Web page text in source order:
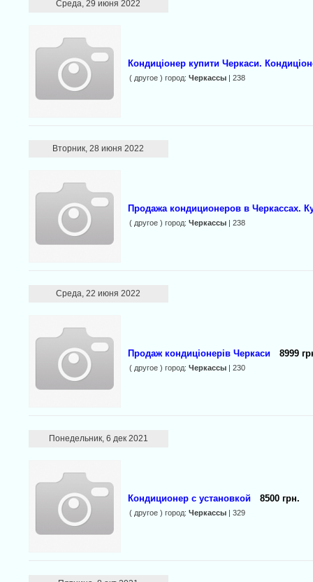
Среда, 29 июня 2022
Кондиціонер купити Черкаси.
( другое ) город: Черкассы| 238
Вторник, 28 июня 2022
Продажа кондиционеров в Черкассах.
( другое ) город: Черкассы| 238
Среда, 22 июня 2022
Продаж кондиціонерів Черкаси 8999
( другое ) город: Черкассы| 230
Понедельник, 6 дек 2021
Кондиционер с установкой 8500 грн.
( другое ) город: Черкассы| 329